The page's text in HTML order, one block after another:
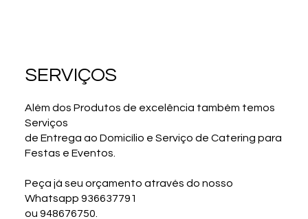
SERVIÇOS
Além dos Produtos de excelência também temos
Serviços
de Entrega ao Domicílio e Serviço de Catering para
Festas e Eventos.
Peça já seu orçamento através do nosso
Whatsapp 936637791
ou 948676750.